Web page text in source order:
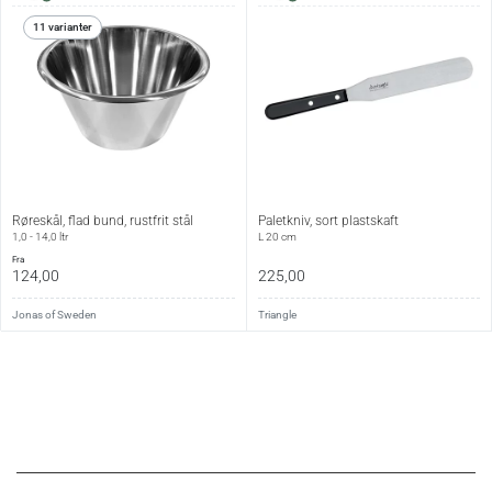
Ø 30 cm
6 cm
Specifikationer:
Produkttype
Farve
Stål
Vedligehold:
Tåler opvaskemaskine.
11 varianter
Røreskål, flad bund, rustfrit stål
1,0 - 14,0 ltr
fra
124,00
Jonas of Sweden
Paletkniv, sort plastskaft
L 20 cm
225,00
Triangle